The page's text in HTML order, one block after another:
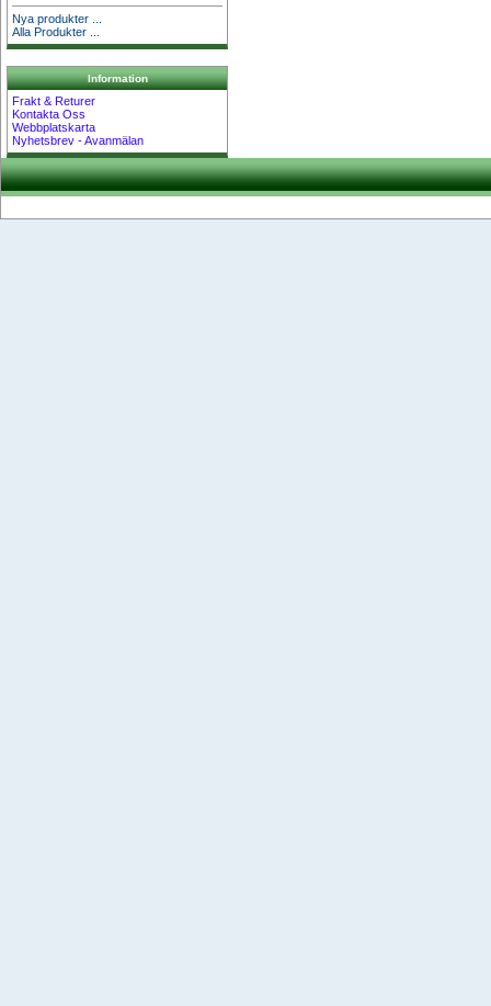
Nya produkter ...
Alla Produkter ...
Information
Frakt & Returer
Kontakta Oss
Webbplatskarta
Nyhetsbrev - Avanmälan